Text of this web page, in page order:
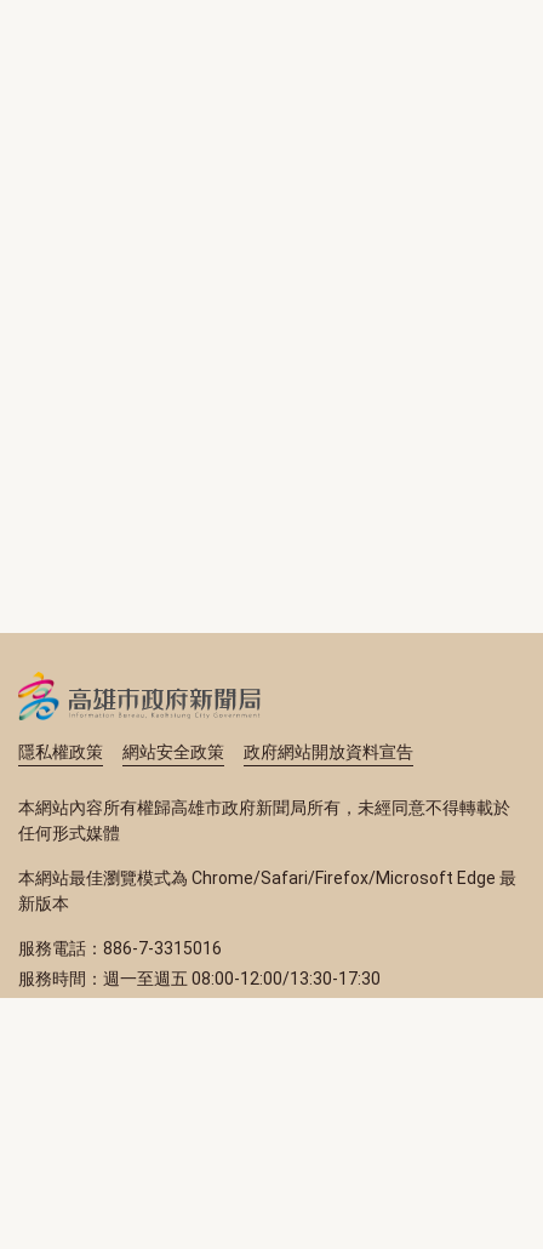
隱私權政策 網站安全政策 政府網站開放資料宣告
本網站內容所有權歸高雄市政府新聞局所有，未經同意不得轉載於
任何形式媒體
本網站最佳瀏覽模式為 Chrome/Safari/Firefox/Microsoft Edge 最
新版本
服務電話：886-7-3315016
服務時間：週一至週五 08:00-12:00/13:30-17:30